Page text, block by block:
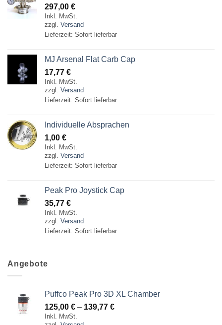
297,00 €
Inkl. MwSt.
zzgl. Versand
Lieferzeit: Sofort lieferbar
MJ Arsenal Flat Carb Cap
17,77 €
Inkl. MwSt.
zzgl. Versand
Lieferzeit: Sofort lieferbar
Individuelle Absprachen
1,00 €
Inkl. MwSt.
zzgl. Versand
Lieferzeit: Sofort lieferbar
Peak Pro Joystick Cap
35,77 €
Inkl. MwSt.
zzgl. Versand
Lieferzeit: Sofort lieferbar
Angebote
Puffco Peak Pro 3D XL Chamber
125,00 € – 139,77 €Preisspanne:
Inkl. MwSt.